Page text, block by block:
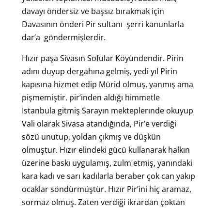
davayı öndersiz ve başsız bırakmak için
Davasının önderi Pir sultanı şerri kanunlarla
dar’a göndermişlerdir.
Hızır paşa Sivasın Sofular Köyündendir. Pirin
adını duyup dergahına gelmiş, yedi yıl Pirin
kapısına hizmet edip Mürid olmuş, yanmış ama
pişmemiştir. pir’inden aldığı himmetle
Istanbula gitmiş Sarayın mekteplerınde okuyup
Vali olarak Sivasa atandığında, Pir’e verdiği
sözü unutup, yoldan çıkmış ve düşkün
olmuştur. Hızır elindeki gücü kullanarak halkın
üzerine baskı uygulamış, zulm etmiş, yanındaki
kara kadı ve sarı kadılarla beraber çok can yakıp
ocaklar söndürmüştür. Hızır Pir’ini hiç aramaz,
sormaz olmuş. Zaten verdiği ikrardan çoktan